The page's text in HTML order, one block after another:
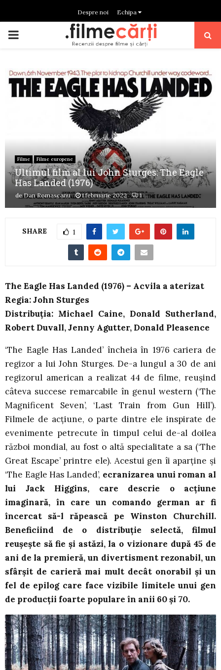
Despre noi Echipa
PRIMARY
Filme Filme europene
Ultimul film al lui John Sturges: The Eagle
Has Landed (1976)
deDan Romascanu 1 februarie 2022 1
SHARE 1
The Eagle Has Landed (1976) – Acvila a aterizat
Regia: John Sturges
Distribuția: Michael Caine, Donald Sutherland,
Robert Duvall, Jenny Agutter, Donald Pleasence
‘The Eagle Has Landed’ încheia în 1976 cariera de
regizor a lui John Sturges. De-a lungul a 30 de ani
regizorul american a realizat 44 de filme, reușind
câteva succese remarcabile în genul western (‘The
Magnificent Seven’, ‘Last Train from Gun Hill’).
Filmele de acțiune, o parte dintre ele inspirate de
evenimente petrecute în timpul celui de-al doilea
război mondial, au fost o altă specialitate a sa (‘The
Great Escape’ printre ele). Acestui gen îi aparține și
‘The Eagle Has Landed’, ecranizarea unui roman al
lui Jack Higgins, care descrie o acțiune
imaginară, în care un comando german ar fi
încercat să-l răpească pe Winston Churchill.
Beneficiind de o distribuție selectă, filmul
reușește să fie și astăzi, la o vizionare după 45 de
ani de la premieră, un divertisment rezonabil, un
sfârșit de carieră mai mult decât onorabil și un
fel de epilog care face vizibile limitele unui gen
de producții foarte populare în anii 60 și 70.